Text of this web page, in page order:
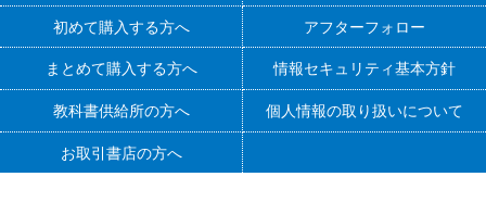
初めて購入する方へ アフターフォロー
まとめて購入する方へ 情報セキュリティ基本方針
教科書供給所の方へ 個人情報の取り扱いについて
お取引書店の方へ